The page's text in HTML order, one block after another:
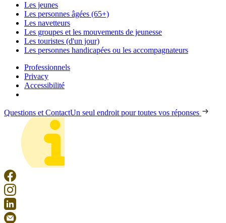
Les jeunes
Les personnes âgées (65+)
Les navetteurs
Les groupes et les mouvements de jeunesse
Les touristes (d'un jour)
Les personnes handicapées ou les accompagnateurs
Professionnels
Privacy
Accessibilité
Questions et ContactUn seul endroit pour toutes vos réponses